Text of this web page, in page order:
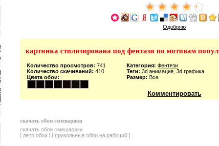
Одобряю
картинка стилизирована под фентази по мотивам
Количество просмотров: 741
Количество скачиваний: 410
Цвета обои:
Категория: Фентези
Теги: 3d анимация ,3d графика
Размер: Все
Комментировать
скачать обои смешарики
скачать обои смешарики
[ лето обои ] [ прикольные обои на рабочий ]